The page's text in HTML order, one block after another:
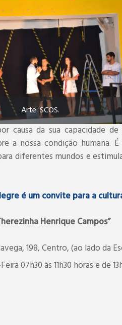
Arte: SCOS.
da sua capacidade de
a nossa condição humana.
diferentes mundos e
é um convite para a
Henrique Campos”
198, Centro, (ao lado da
07h30 às 11h30 horas e de